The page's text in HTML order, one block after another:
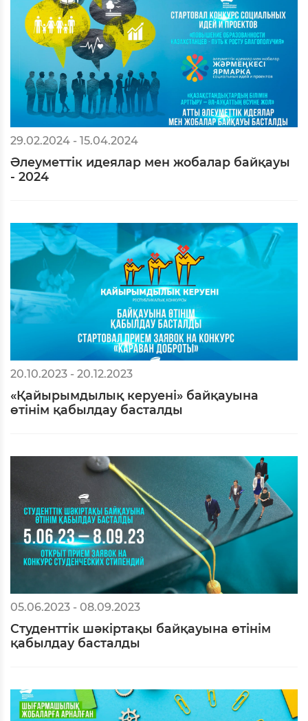
29.02.2024 - 15.04.2024
Әлеуметтік идеялар мен жобалар байқауы
- 2024
20.10.2023 - 20.12.2023
«Қайырымдылық керуені» байқауына
өтінім қабылдау басталды
05.06.2023 - 08.09.2023
Студенттік шәкіртақы байқауына өтінім
қабылдау басталды